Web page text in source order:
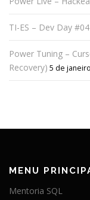
TI-ES – Dev Day #04
Power Tuning –
Recovery) 5 de
MENU
Mentoria SQL